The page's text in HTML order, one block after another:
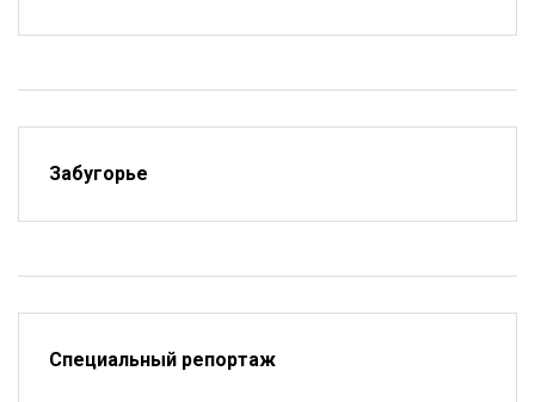
Забугорье
Специальный репортаж